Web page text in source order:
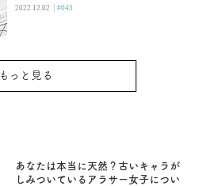
2022.12.02 |#043
もっと見る
あなたは本当に天然？古いキャラが
しみついているアラサー女子につい